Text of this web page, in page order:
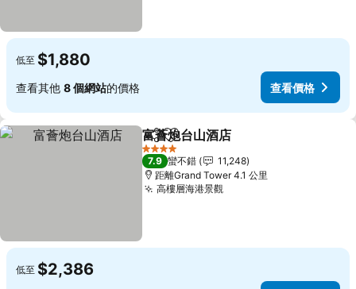
低至 $1,880
查看其他 8 個網站的價格 查看價格
分享 加入我的最愛
富薈炮台山酒店
4 星級
7.9 蠻不錯
11,248
距離Grand Tower 4.1 公里
高樓層海港景觀
低至 $2,386